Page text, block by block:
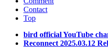
Contact
Top
bird official YouTube
Reconnect 2025.03.12